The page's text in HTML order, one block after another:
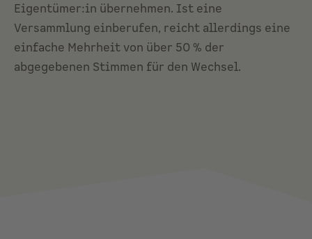
Eigentümer:in übernehmen. Ist eine
Versammlung einberufen, reicht allerdings eine
einfache Mehrheit von über 50 % der
abgegebenen Stimmen für den Wechsel.